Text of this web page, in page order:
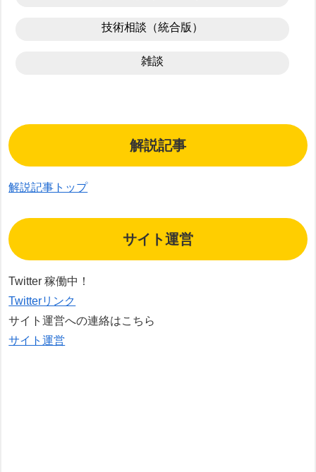
技術相談（統合版）
雑談
解説記事
解説記事トップ
サイト運営
Twitter 稼働中！
Twitterリンク
サイト運営への連絡はこちら
サイト運営